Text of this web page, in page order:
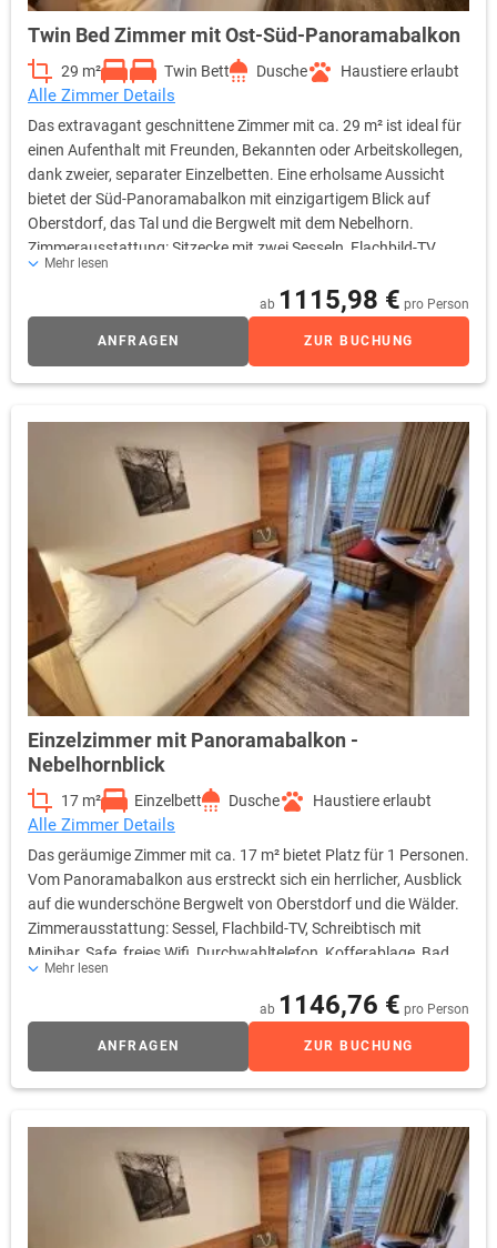
Twin Bed Zimmer mit Ost-Süd-Panoramabalkon
29 m² Twin Bett Dusche Haustiere erlaubt
Alle Zimmer Details
Das extravagant geschnittene Zimmer mit ca. 29 m² ist ideal für
einen Aufenthalt mit Freunden, Bekannten oder Arbeitskollegen,
dank zweier, separater Einzelbetten. Eine erholsame Aussicht
bietet der Süd-Panoramabalkon mit einzigartigem Blick auf
Oberstdorf, das Tal und die Bergwelt mit dem Nebelhorn.
Zimmerausstattung: Sitzecke mit zwei Sesseln, Flachbild-TV,
Schreibtisch mit Minibar, Safe, freies Wifi, Durchwahltelefon,
Kofferablage, Bad mit Dusche, WC, Fön, Kosmetikspiegel
Mehr lesen
ab 1115,98 € pro Person
ANFRAGEN ZUR BUCHUNG
Einzelzimmer mit Panoramabalkon -
Nebelhornblick
17 m² Einzelbett Dusche Haustiere erlaubt
Alle Zimmer Details
Das geräumige Zimmer mit ca. 17 m² bietet Platz für 1 Personen.
Vom Panoramabalkon aus erstreckt sich ein herrlicher, Ausblick
auf die wunderschöne Bergwelt von Oberstdorf und die Wälder.
Zimmerausstattung: Sessel, Flachbild-TV, Schreibtisch mit
Minibar, Safe, freies Wifi, Durchwahltelefon, Kofferablage, Bad
mit Dusche, WC, Fön, Kosmetikspiegel
Mehr lesen
ab 1146,76 € pro Person
ANFRAGEN ZUR BUCHUNG